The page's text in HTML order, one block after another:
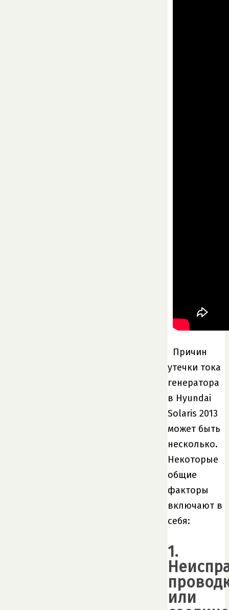
Причин
утечки тока
генератора
в Hyundai
Solaris 2013
может быть
несколько.
Некоторые
общие
факторы
включают в
себя:
1.
или